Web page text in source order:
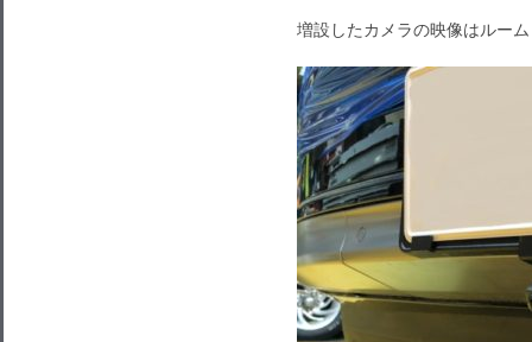
増設したカメラの映像はルー